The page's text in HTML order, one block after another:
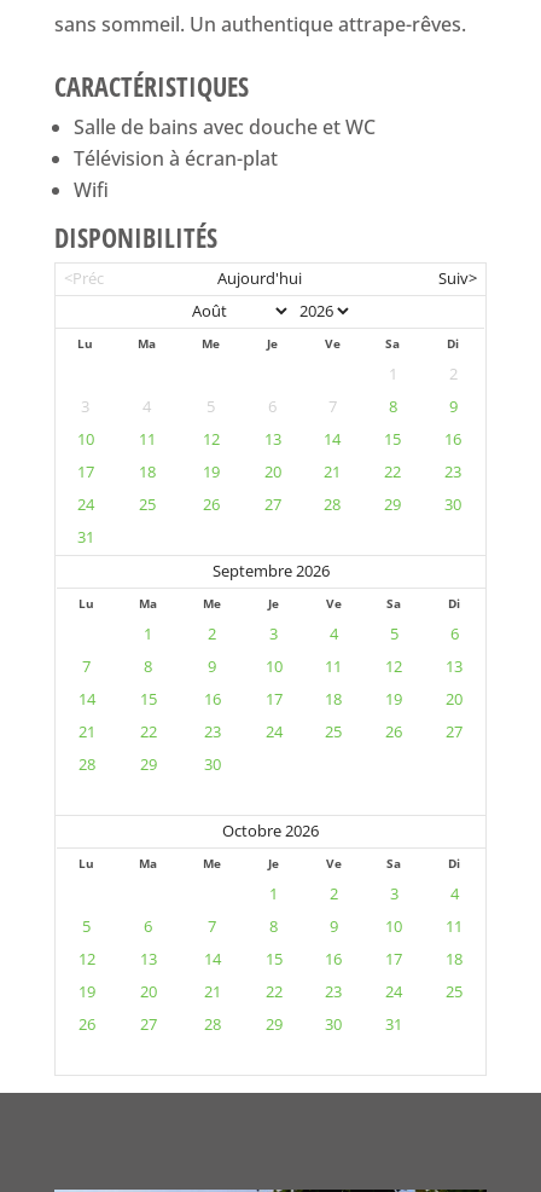
sans sommeil. Un authentique attrape-rêves.
CARACTÉRISTIQUES
Salle de bains avec douche et WC
Télévision à écran-plat
Wifi
DISPONIBILITÉS
<Préc Aujourd'hui Suiv>
Lu Ma Me Je Ve Sa Di
1
2
3
4 5 6 7 8
9
10
11 12 13 14 15
16
17
18 19 20 21 22
23
24
25 26 27 28 29
30
31
Septembre 2026
Lu Ma Me Je Ve Sa Di
1 2 3 4 5
6
7
8 9 10 11 12
13
14
15 16 17 18 19
20
21
22 23 24 25 26
27
28
29 30
Octobre 2026
Lu Ma Me Je Ve Sa Di
1 2 3
4
5
6 7 8 9 10
11
12
13 14 15 16 17
18
19
20 21 22 23 24
25
26
27 28 29 30 31